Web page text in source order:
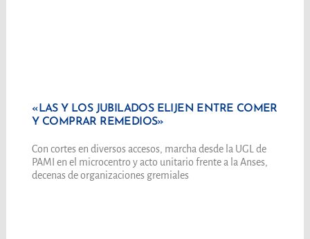
«LAS Y LOS JUBILADOS ELIJEN ENTRE COMER
Y COMPRAR REMEDIOS»
Con cortes en diversos accesos, marcha desde la UGL de
PAMI en el microcentro y acto unitario frente a la Anses,
decenas de organizaciones gremiales